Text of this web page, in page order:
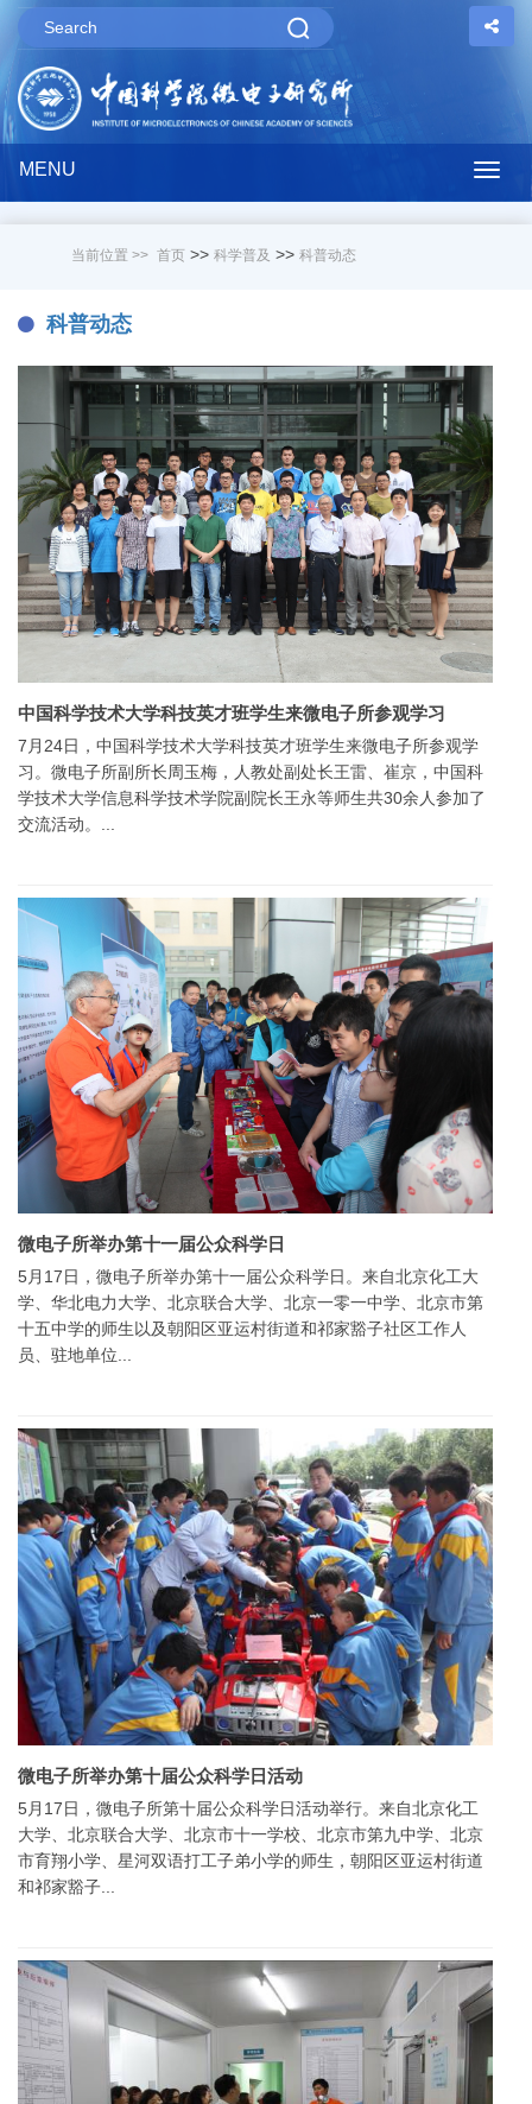
MENU
当前位置 >> 首页 >> 科学普及 >> 科普动态
科普动态
中国科学技术大学科技英才班学生来微电子所参观学习
7月24日，中国科学技术大学科技英才班学生来微电子所参观学
习。微电子所副所长周玉梅，人教处副处长王雷、崔京，中国科
学技术大学信息科学技术学院副院长王永等师生共30余人参加了
交流活动。...
微电子所举办第十一届公众科学日
5月17日，微电子所举办第十一届公众科学日。来自北京化工大
学、华北电力大学、北京联合大学、北京一零一中学、北京市第
十五中学的师生以及朝阳区亚运村街道和祁家豁子社区工作人
员、驻地单位...
微电子所举办第十届公众科学日活动
5月17日，微电子所第十届公众科学日活动举行。来自北京化工
大学、北京联合大学、北京市十一学校、北京市第九中学、北京
市育翔小学、星河双语打工子弟小学的师生，朝阳区亚运村街道
和祁家豁子...